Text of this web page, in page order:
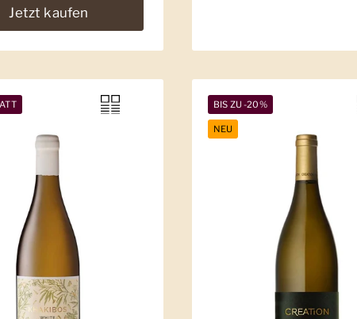
Jetzt kaufen
BIS ZU -20%
NEU